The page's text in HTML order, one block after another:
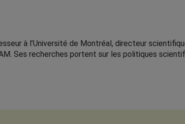
à l’Université de Montréal, directeur
Ses recherches portent sur les politiques